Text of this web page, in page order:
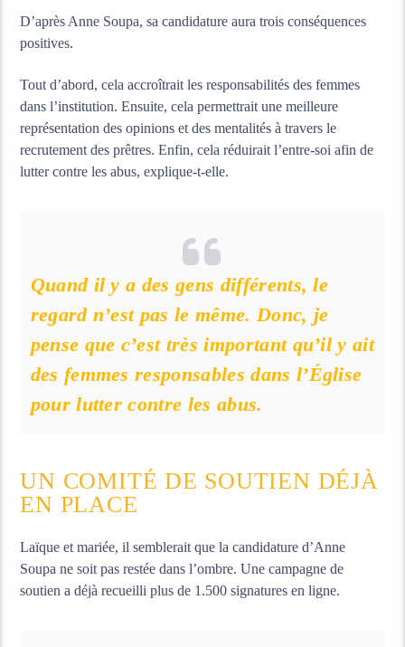
D’après Anne Soupa, sa candidature aura trois conséquences
positives.
Tout d’abord, cela accroîtrait les responsabilités des femmes
dans l’institution. Ensuite, cela permettrait une meilleure
représentation des opinions et des mentalités à travers le
recrutement des prêtres. Enfin, cela réduirait l’entre-soi afin de
lutter contre les abus, explique-t-elle.
Quand il y a des gens différents, le
regard n’est pas le même. Donc, je
pense que c’est très important qu’il y ait
des femmes responsables dans l’Église
pour lutter contre les abus.
UN COMITÉ DE SOUTIEN DÉJÀ
EN PLACE
Laïque et mariée, il semblerait que la candidature d’Anne
Soupa ne soit pas restée dans l’ombre. Une campagne de
soutien a déjà recueilli plus de 1.500 signatures en ligne.